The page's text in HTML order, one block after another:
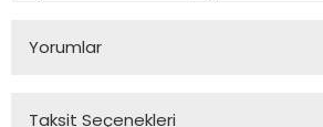
Yorumlar
Taksit Seçenekleri